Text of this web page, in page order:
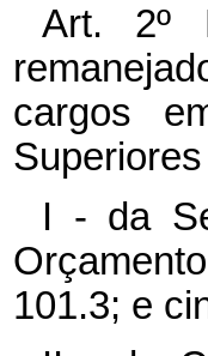
Art. 2º
cargos
I - da
101.3; e